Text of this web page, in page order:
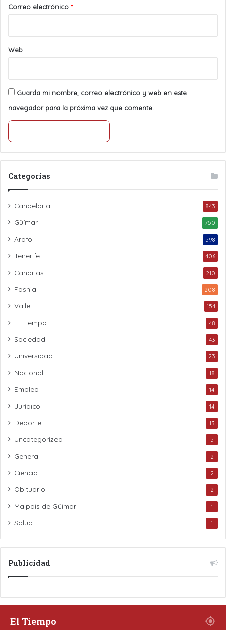
*Correo electrónico *
Web
Guarda mi nombre, correo electrónico y web en este
navegador para la próxima vez que comente.
Categorías
Candelaria 843
Güímar 750
Arafo 598
Tenerife 406
Canarias 210
Fasnia 208
Valle 154
El Tiempo 48
Sociedad 43
Universidad 23
Nacional 18
Empleo 14
Jurídico 14
Deporte 13
Uncategorized 5
General 2
Ciencia 2
Obituario 2
Malpaís de Güímar 1
Salud 1
Publicidad
El Tiempo